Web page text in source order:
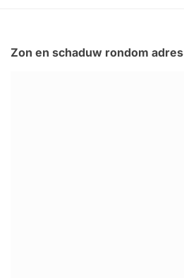
Zon en schaduw rondom adres